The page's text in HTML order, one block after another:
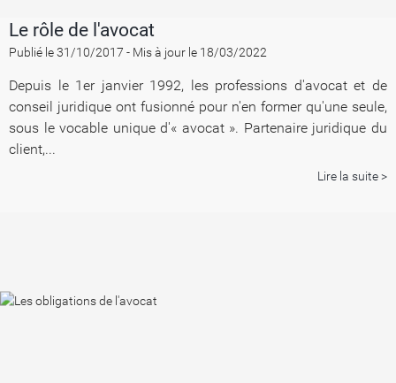
Le rôle de l'avocat
Publié le 31/10/2017 - Mis à jour le 18/03/2022
Depuis le 1er janvier 1992, les professions d'avocat et de
conseil juridique ont fusionné pour n'en former qu'une seule,
sous le vocable unique d'« avocat ». Partenaire juridique du
client,...
Lire la suite >